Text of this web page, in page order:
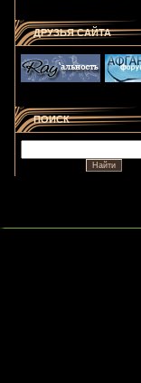
ДРУЗЬЯ САЙТА
ПОИСК